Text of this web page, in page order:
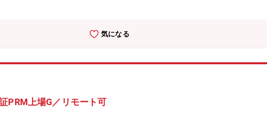
iOSエンジニア1名 テストエンジニア1名 -PM1名 SE2名 Androidエンジニ
、クライアント企業のアプリ部門のような意識でアプリをグロースさせていけま
題を動かす判断ができる方・1人で黙々というよりはチームで作業するほうが好き
ジェクトマネージャー：3名 （マネージャー1名、リーダー1名、メンバー1名）
気になる
PRM上場G／リモート可